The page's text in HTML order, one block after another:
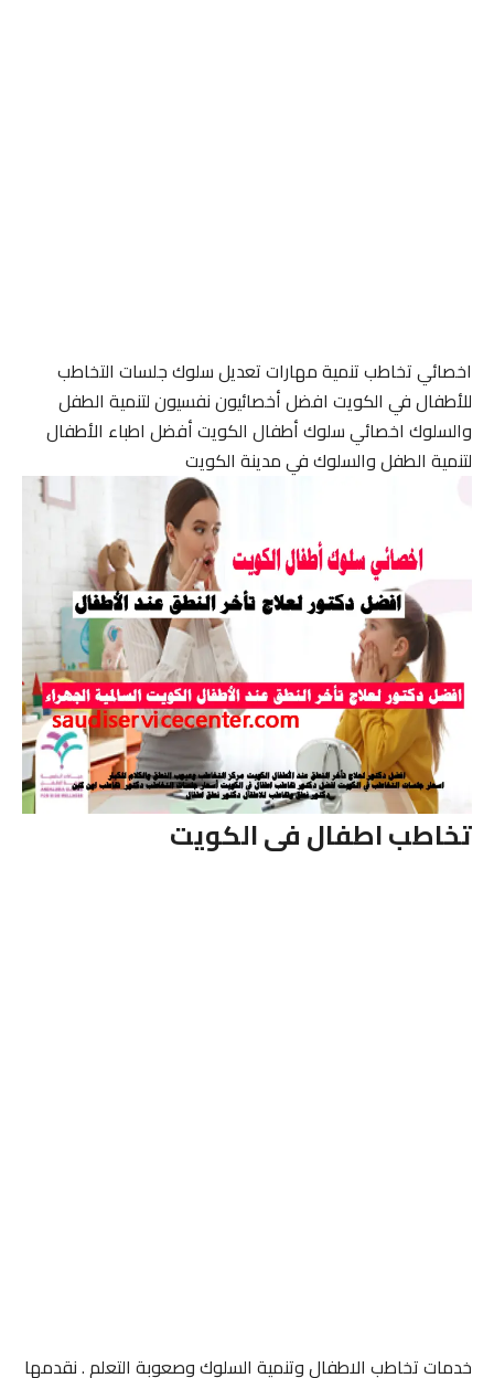
اخصائي تخاطب تنمية مهارات تعديل سلوك جلسات التخاطب
للأطفال في الكويت افضل أخصائيون نفسيون لتنمية الطفل
والسلوك اخصائي سلوك أطفال الكويت أفضل اطباء الأطفال
لتنمية الطفل والسلوك في مدينة الكويت
تخاطب اطفال فى الكويت
خدمات تخاطب الاطفال وتنمية السلوك وصعوبة التعلم . نقدمها